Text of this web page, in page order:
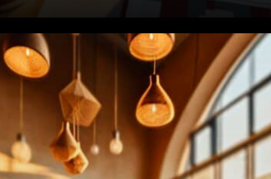
La Peur du Marché Atteint de
Nouveaux Sommets